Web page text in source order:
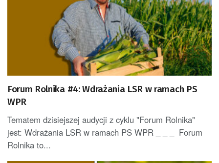
Forum Rolnika #4: Wdrażania LSR w ramach PS
WPR
Tematem dzisiejszej audycji z cyklu "Forum Rolnika"
jest: Wdrażania LSR w ramach PS WPR _ _ _ Forum
Rolnika to...